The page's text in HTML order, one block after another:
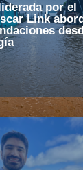
por el
Link